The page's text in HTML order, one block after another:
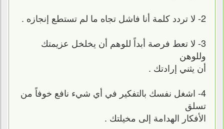
2- لا تردد كلمة أنا فاشل تجاه ما لم تستطع إنجازه .
3- لا تعط فرصة أبداً للوهم أن يخلخل عزيمتك
وللوهن
أن يثني إرادتك .
4- اشغل نفسك بالتفكير في أي شيء نافع خوفاً من
تسلق
الأفكار الهدامة إلى مخيلتك .